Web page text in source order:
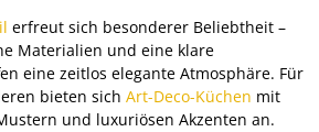
erfreut sich besonderer Beliebtheit –
Materialien und eine klare
eine zeitlos elegante Atmosphäre. Für
bieten sich Art-Deco-Küchen mit
und luxuriösen Akzenten an.